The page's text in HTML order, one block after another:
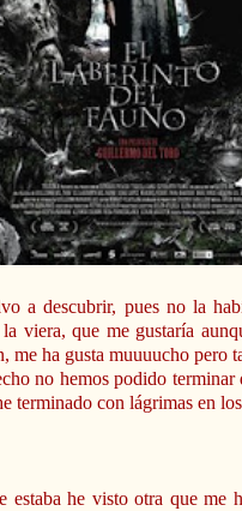
a descubrir, pues no la
la viera, que me gustaría
me ha gusta muuuucho pero
no hemos podido terminar
terminado con lágrimas en
estaba he visto otra que me